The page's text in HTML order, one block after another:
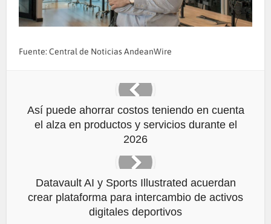
Fuente: Central de Noticias AndeanWire
Así puede ahorrar costos teniendo en cuenta
el alza en productos y servicios durante el
2026
Datavault AI y Sports Illustrated acuerdan
crear plataforma para intercambio de activos
digitales deportivos